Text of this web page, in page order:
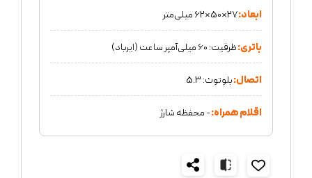
ابعاد:27×50×62 میلی‌متر
باتری:ظرفیت: 60 میلی‌آمپر ساعت (ایرباد)
اتصال:بلوتوث: 5.3
اقلام همراه:- محفظه شارژ